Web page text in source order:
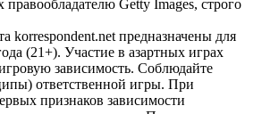
Getty Images, строго
korrespondent.net предназначены для
(21+). Участие в азартных играх
зависимость. Соблюдайте
ответственной игры. При
признаков зависимости